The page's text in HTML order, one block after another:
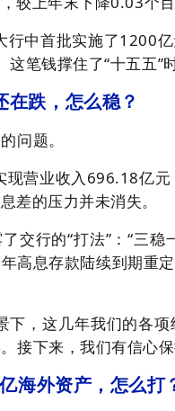
中首批实施了1200
笔钱撑住了“十五五”
在跌，怎么稳？
问题。
现营业收入696.18亿
差的压力并未消失。
交行的“打法”：“三
高息存款陆续到期重
下，这几年我们的各
接下来，我们有信心
海外资产，怎么打